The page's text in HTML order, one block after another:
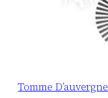
Tomme D’auvergne